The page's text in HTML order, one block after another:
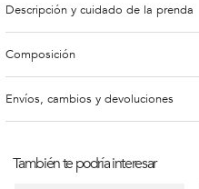
Descripción y cuidado de la prenda
Composición
Envíos, cambios y devoluciones
También te podría interesar